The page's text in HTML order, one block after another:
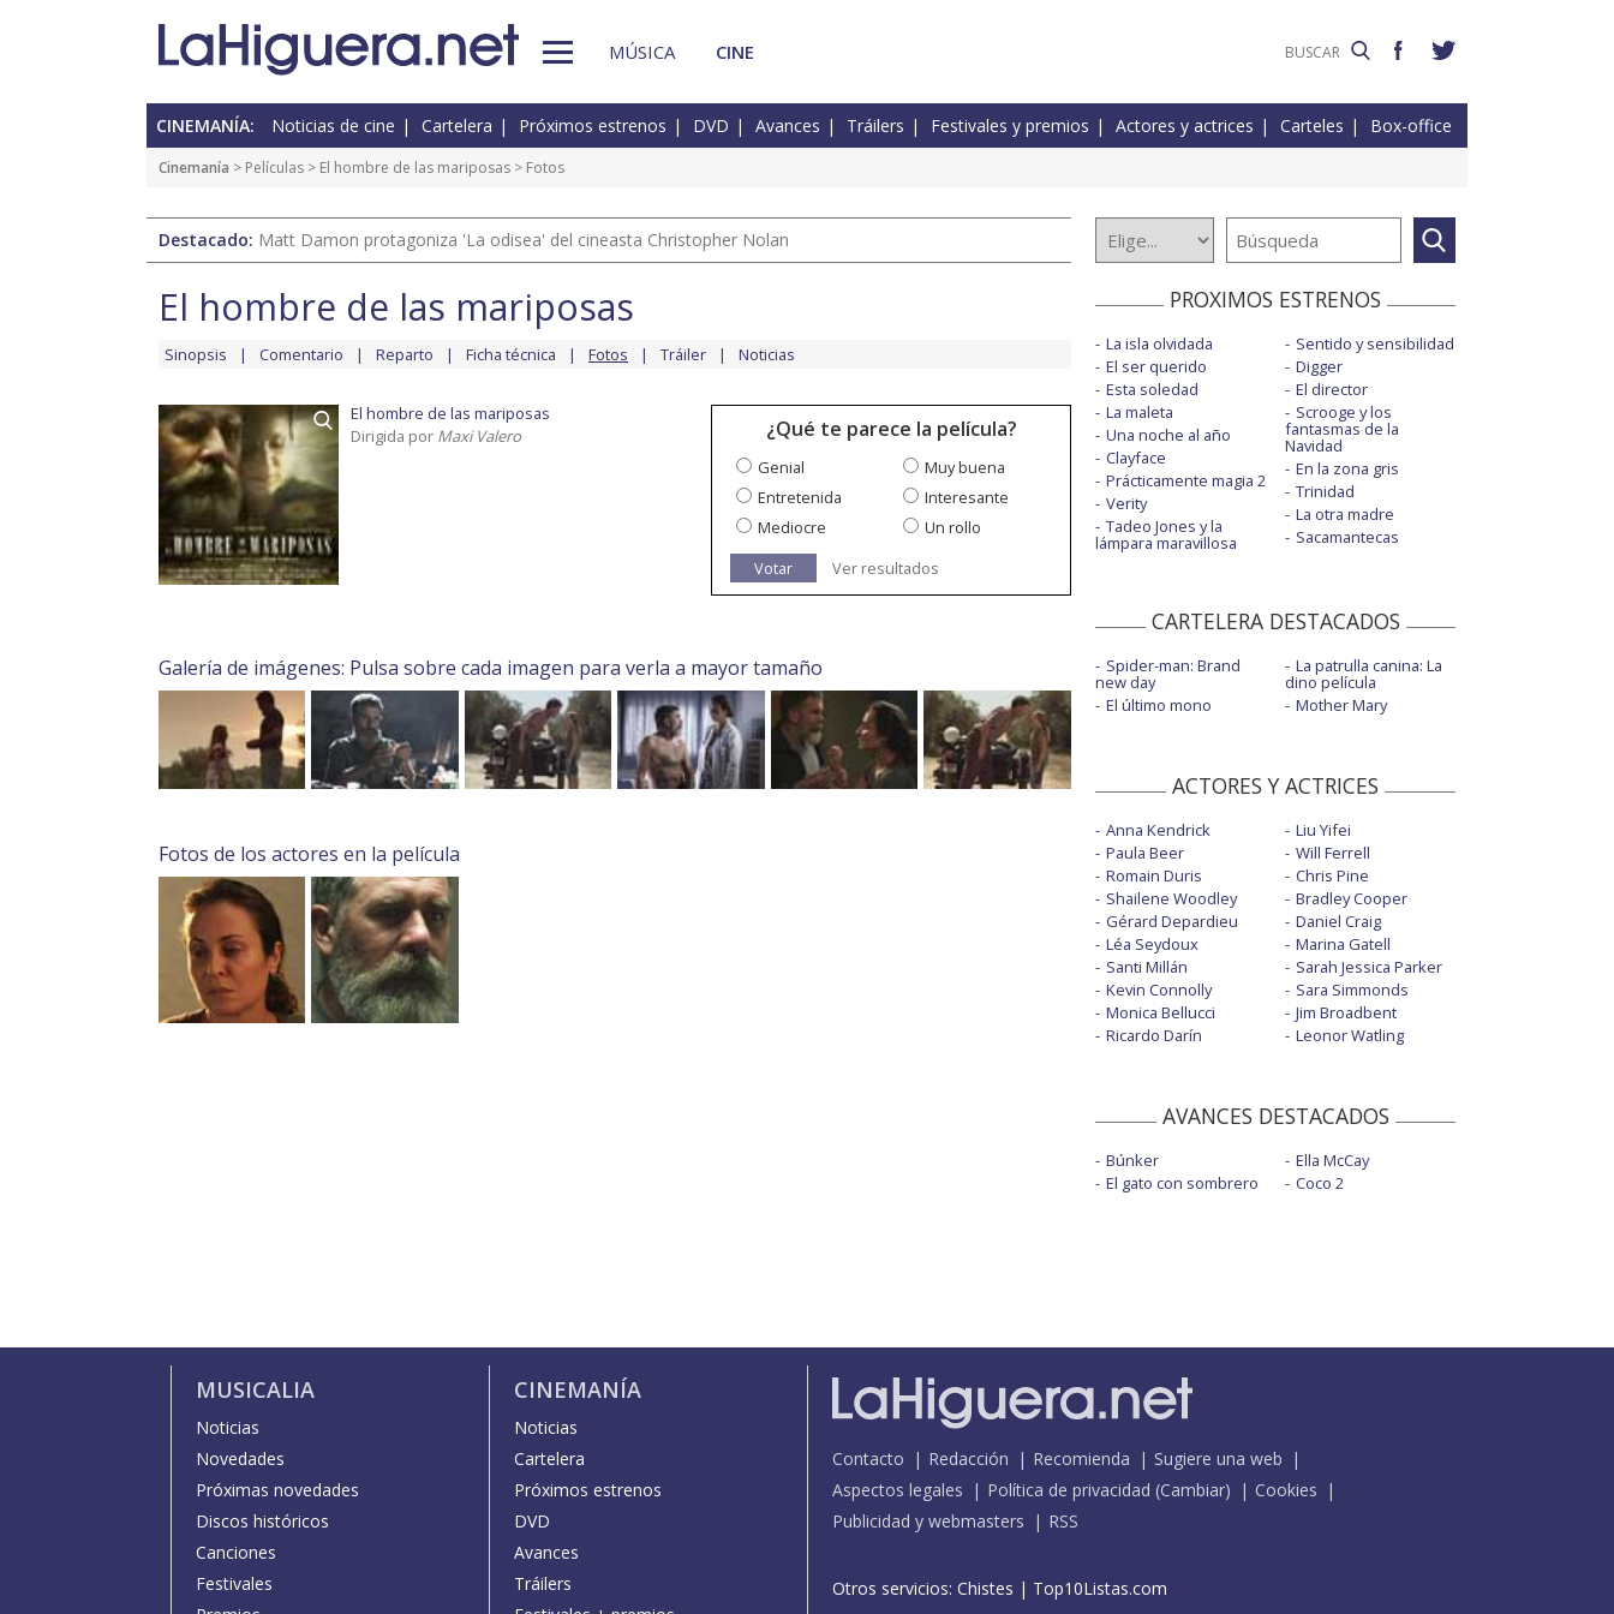
MÚSICA CINE
CINEMANÍA: Noticias de cine Cartelera Próximos estrenos DVD Avances Tráilers Festivales y premios Actores y actrices Carteles Box-office
Cinemanía > Películas > El hombre de las mariposas > Fotos
Destacado: Matt Damon protagoniza 'La odisea' del cineasta Christopher Nolan
El hombre de las mariposas
Sinopsis Comentario Reparto Ficha técnica Fotos Tráiler Noticias
El hombre de las mariposas
Dirigida por Maxi Valero ¿Qué te parece la película?
Genial
Muy buena
Entretenida
Interesante
Mediocre
Un rollo
Votar
Ver resultados
Galería de imágenes: Pulsa sobre cada imagen para verla a mayor tamaño
Fotos de los actores en la película
PROXIMOS ESTRENOS
La isla olvidada
El ser querido
Esta soledad
La maleta
Una noche al año
Clayface
Prácticamente magia 2
Verity
Tadeo Jones y la
lámpara maravillosa
Sentido y sensibilidad
Digger
El director
Scrooge y los
fantasmas de la
Navidad
En la zona gris
Trinidad
La otra madre
Sacamantecas
CARTELERA DESTACADOS
Spider-man: Brand
new day
El último mono
La patrulla canina: La
dino película
Mother Mary
ACTORES Y ACTRICES
Anna Kendrick
Paula Beer
Romain Duris
Shailene Woodley
Gérard Depardieu
Léa Seydoux
Santi Millán
Kevin Connolly
Monica Bellucci
Ricardo Darín
Liu Yifei
Will Ferrell
Chris Pine
Bradley Cooper
Daniel Craig
Marina Gatell
Sarah Jessica Parker
Sara Simmonds
Jim Broadbent
Leonor Watling
AVANCES DESTACADOS
Búnker
El gato con sombrero
Ella McCay
Coco 2
MUSICALIA
Noticias
Novedades
Próximas novedades
Discos históricos
Canciones
Festivales
CINEMANÍA
Noticias
Cartelera
Próximos estrenos
DVD
Avances
Tráilers
Contacto Redacción Recomienda
Sugiere una web
Aspectos legales
Política de privacidad (Cambiar)
Cookies
Publicidad y webmasters
RSS
Otros servicios: Chistes | Top10Listas.com